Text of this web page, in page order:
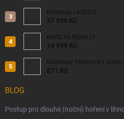
Romotop LAREDO
37 950 Kč
INVICTA REMILLY
14 999 Kč
Kouřovod 150mm tl.1.5mm
871 Kč
BLOG
Postup pro dlouhé (noční) hoření v